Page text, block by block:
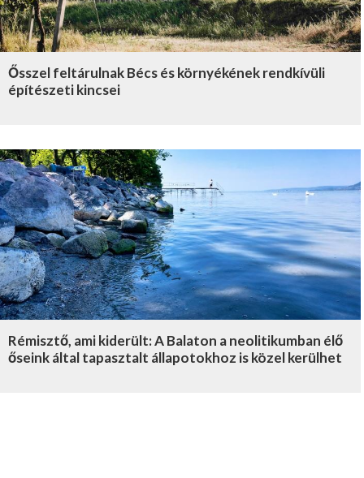
Ősszel feltárulnak Bécs és környékének rendkívüli
építészeti kincsei
Rémisztő, ami kiderült: A Balaton a neolitikumban élő
őseink által tapasztalt állapotokhoz is közel kerülhet